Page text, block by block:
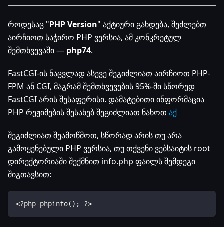
როდესაც "PHP Version" აქტიური გახდება, შეძლებთ
აირჩიოთ საჭირო PHP ვერსია, ამ კონკრეტულ
შემთხვევაში — php74.
FastCGI-ის ნაცვლად ასევე შეგიძლიათ აირჩიოთ PHP-
FPM ან CGI, მაგრამ შემთხვევების 95%-ში სწორედ
FastCGI არის შესაფერისი. დამატებითი ინფორმაცია
PHP რეჟიმების შესახებ შეგიძლიათ ნახოთ აქ
შეგიძლიათ შეამოწმოთ, სწორად არის თუ არა
გამოყენებული PHP ვერსია, თუ თქვენი ვებსაიტის root
დირექტორიაში შექმნით info.php ფაილს შემდეგი
შიგთავსით:
<?php phpinfo(); ?>